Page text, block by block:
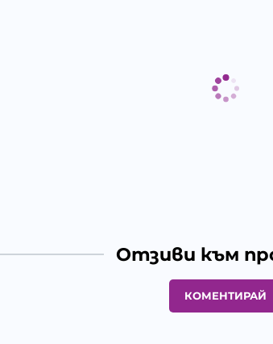
Отзиви към
КОМЕНТИРАЙ